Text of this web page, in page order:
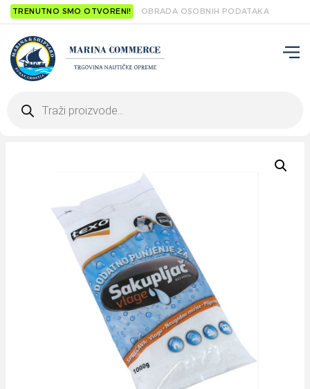
TRENUTNO SMO OTVORENI! OBRADA OSOBNIH PODATAKA
search